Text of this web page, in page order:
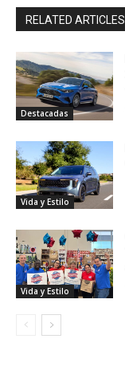
RELATED ARTICLES
Destacadas
Vida y Estilo
Vida y Estilo